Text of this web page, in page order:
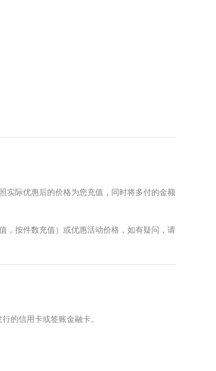
实际优惠后的价格为您充值，同时将多付的金额
，按件数充值）或优惠活动价格，如有疑问，请
的信用卡或签账金融卡。